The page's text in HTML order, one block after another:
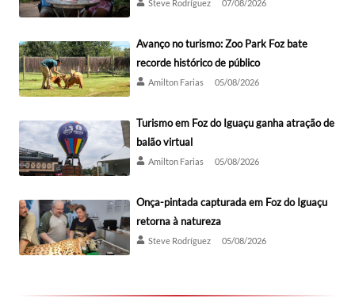
Steve Rodríguez 07/08/2026
Avanço no turismo: Zoo Park Foz bate
recorde histórico de público
Amilton Farias 05/08/2026
Turismo em Foz do Iguaçu ganha atração de
balão virtual
Amilton Farias 05/08/2026
Onça-pintada capturada em Foz do Iguaçu
retorna à natureza
Steve Rodríguez 05/08/2026